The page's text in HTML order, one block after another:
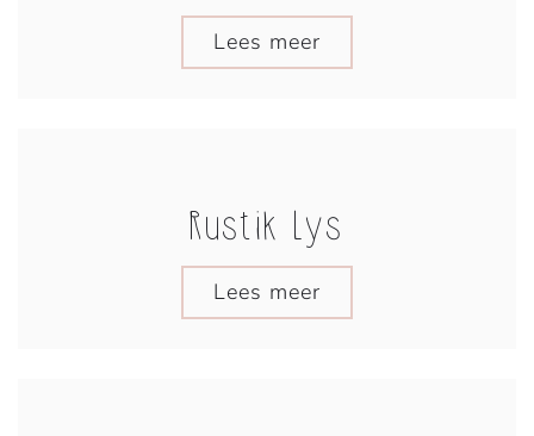
Lees meer
Rustik Lys
Lees meer